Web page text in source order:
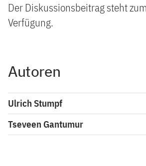
Der Diskussionsbeitrag steht
Verfügung.
Autoren
Ulrich Stumpf
Tseveen Gantumur